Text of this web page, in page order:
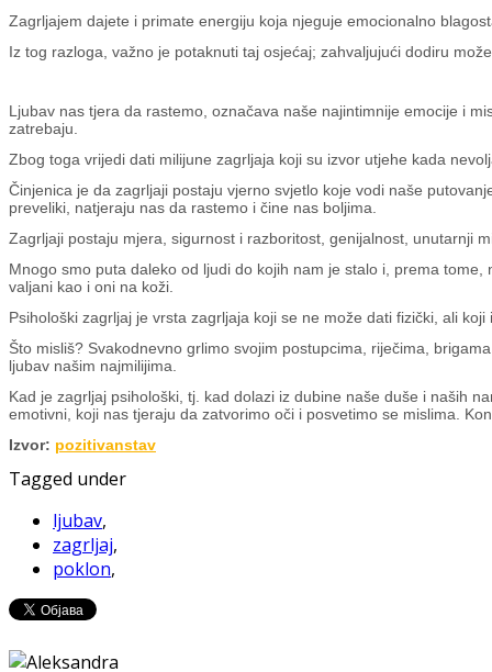
Zagrljajem dajete i primate energiju koja njeguje emocionalno
Iz tog razloga, važno je potaknuti taj osjećaj; zahvaljujući dodiru
Ljubav nas tjera da rastemo, označava naše najintimnije emocije i
zatrebaju.
Zbog toga vrijedi dati milijune zagrljaja koji su izvor utjehe kada
Činjenica je da zagrljaji postaju vjerno svjetlo koje vodi naše
preveliki, natjeraju nas da rastemo i čine nas boljima.
Zagrljaji postaju mjera, sigurnost i razboritost, genijalnost, unutarnji
Mnogo smo puta daleko od ljudi do kojih nam je stalo i, prema
valjani kao i oni na koži.
Psihološki zagrljaj je vrsta zagrljaja koji se ne može dati fizički, ali
Što misliš? Svakodnevno grlimo svojim postupcima, riječima,
ljubav našim najmilijima.
Kad je zagrljaj psihološki, tj. kad dolazi iz dubine naše duše i naših
emotivni, koji nas tjeraju da zatvorimo oči i posvetimo se mislima.
Izvor: pozitivanstav
Tagged under
ljubav,
zagrljaj,
poklon,